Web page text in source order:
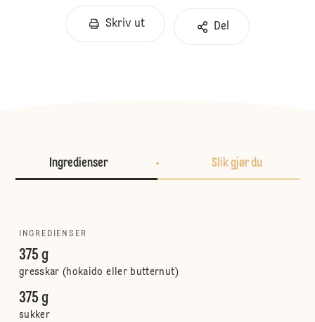
Skriv ut Del
Ingredienser Slik gjør du
INGREDIENSER
375 g
gresskar (hokaido eller butternut)
375 g
sukker